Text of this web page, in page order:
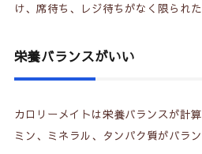
5. カロリーメイトの特徴
6. カロリーメイト置き換えダ
6-1. カロリーメイトは1日に何
6-2. カロリーメイトはおにぎ
け、席待ち、レジ待ちがなく限られ
栄養バランスがいい
カロリーメイトは栄養バランスが計
ミン、ミネラル、タンパク質がバラ